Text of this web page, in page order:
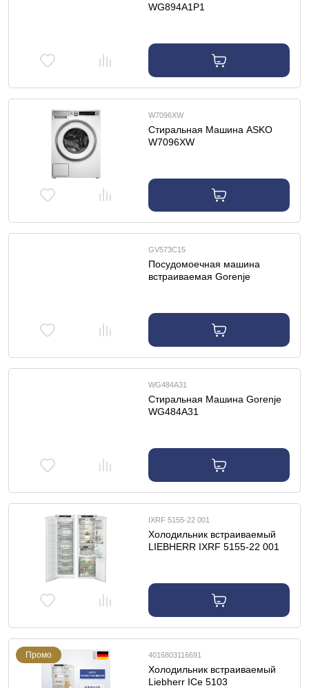
WG894A1P1
W7096XW
Cтиральная Машина ASKO
W7096XW
GV573C15
Посудомоечная машина
встраиваемая Gorenje
WG484A31
Cтиральная Машина Gorenje
WG484A31
IXRF 5155-22 001
Холодильник встраиваемый
LIEBHERR IXRF 5155-22 001
Промо 4016803116691
Холодильник встраиваемый
Liebherr ICe 5103